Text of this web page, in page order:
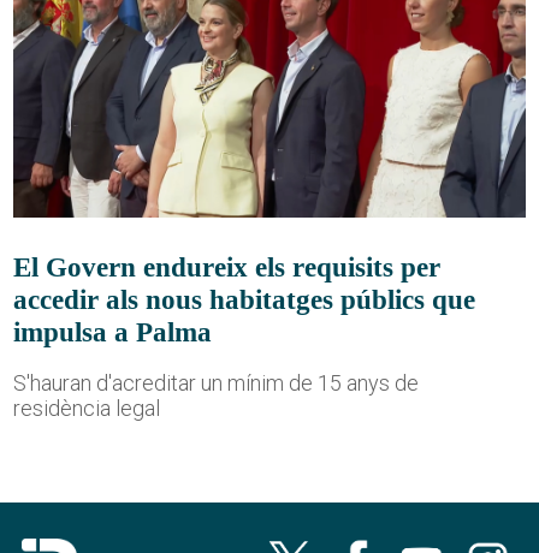
El Govern endureix els requisits per
accedir als nous habitatges públics que
impulsa a Palma
S'hauran d'acreditar un mínim de 15 anys de
residència legal